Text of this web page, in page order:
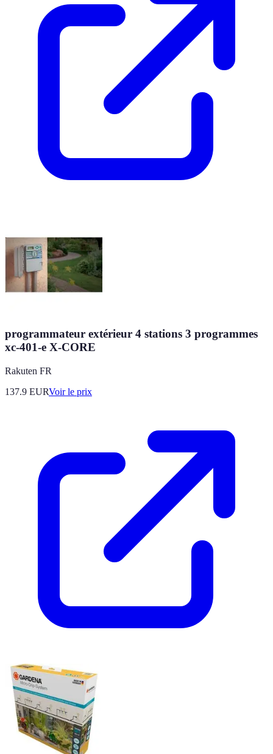
programmateur extérieur 4 stations 3 programmes
xc-401-e X-CORE
Rakuten FR
137.9 EURVoir le prix